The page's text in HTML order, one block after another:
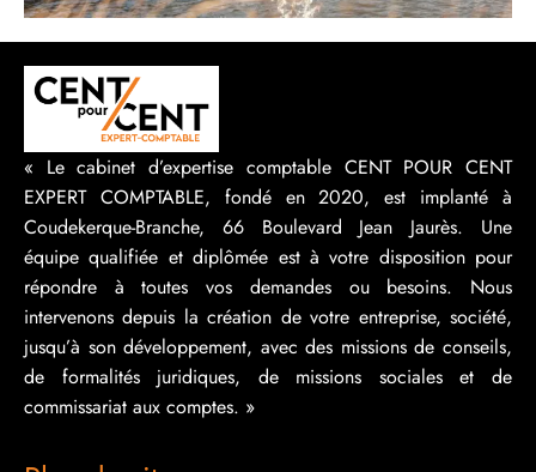
« Le cabinet d’expertise comptable CENT POUR CENT
EXPERT COMPTABLE, fondé en 2020, est implanté à
Coudekerque-Branche, 66 Boulevard Jean Jaurès. Une
équipe qualifiée et diplômée est à votre disposition pour
répondre à toutes vos demandes ou besoins. Nous
intervenons depuis la création de votre entreprise, société,
jusqu’à son développement, avec des missions de conseils,
de formalités juridiques, de missions sociales et de
commissariat aux comptes. »